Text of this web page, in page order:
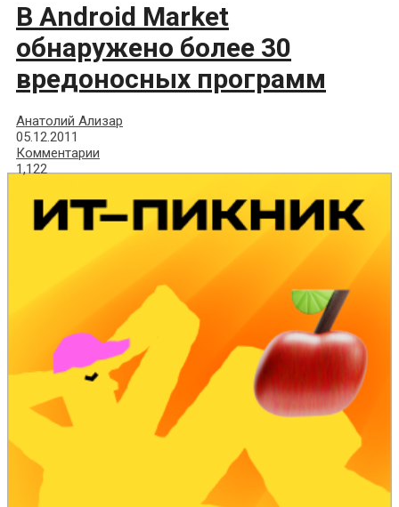
В Android Market
обнаружено более 30
вредоносных программ
Анатолий Ализар
05.12.2011
Комментарии
1,122